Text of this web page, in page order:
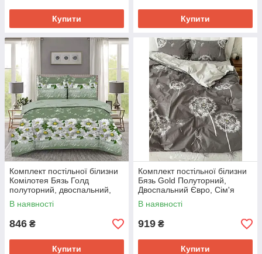
Купити Купити
Комплект постільної білизни
Комілотея Бязь Голд
полуторний, двоспальний,
євро, сімейний Двоспальний
В наявності
846 ₴
Купити
Комплект постільної білизни
Бязь Gold Полуторний,
Двоспальний Євро, Сім'я
Кульбаби бренд євро
В наявності
919 ₴
Купити